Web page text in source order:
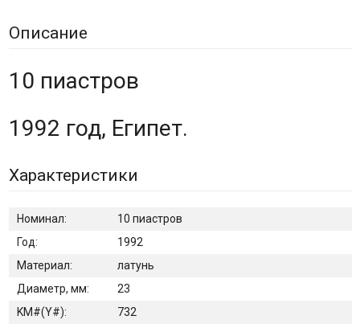
Описание
10 пиастров
1992 год, Египет.
Характеристики
Номинал:
10 пиастров
Год:
1992
Материал:
латунь
Диаметр, мм:
23
KM#(Y#):
732